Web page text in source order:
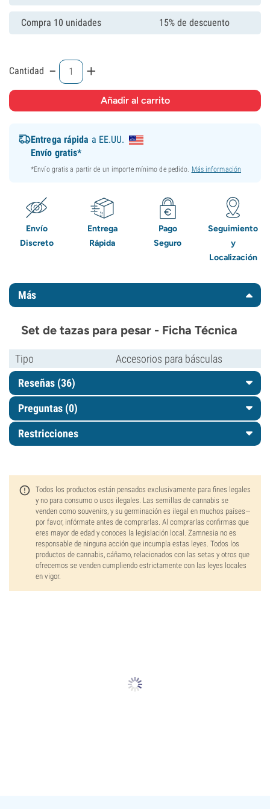
Compra 10 unidades 15% de descuento
Cantidad - +
Entrega rápida a EE.UU.
Envío gratis*
*Envío gratis a partir de un importe mínimo de pedido. Más información
Envío
Discreto
Entrega
Rápida
Pago
Seguro
Seguimiento
y
Localización
Más
Set de tazas para pesar - Ficha Técnica
Tipo
Accesorios para básculas
Reseñas (36)
Preguntas (0)
Restricciones
Todos los productos están pensados exclusivamente para fines legales
y no para consumo o usos ilegales. Las semillas de cannabis se
venden como souvenirs, y su germinación es ilegal en muchos países—
por favor, infórmate antes de comprarlas. Al comprarlas confirmas que
eres mayor de edad y conoces la legislación local. Zamnesia no es
responsable de ninguna acción que incumpla estas leyes. Todos los
productos de cannabis, cáñamo, relacionados con las setas y otros que
ofrecemos se venden cumpliendo estrictamente con las leyes locales
en vigor.